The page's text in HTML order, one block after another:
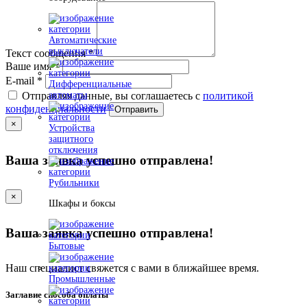
Автоматические
выключатели
Дифференциальные
автоматы
Устройства
защитного
отключения
Рубильники
Шкафы и боксы
Бытовые
Промышленные
Текст сообщения*
Ваше имя*
E-mail *
Отправляя данные, вы соглашаетесь с политикой
конфиденциальности
Отправить
×
Ваша заявка успешно отправлена!
×
Ваша заявка успешно отправлена!
Наш специалист свяжется с вами в ближайшее время.
Заглавие способа оплаты